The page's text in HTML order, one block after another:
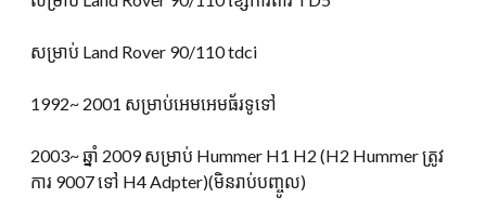
សម្រាប់ Land Rover 90/110 tdci
1992~ 2001 សម្រាប់អេមអេមធ័រទូទៅ
2003~ ឆ្នាំ 2009 សម្រាប់ Hummer H1 H2 (H2 Hummer ត្រូវ
ការ 9007 ទៅ H4 Adpter)(មិនរាប់បញ្ចូល)